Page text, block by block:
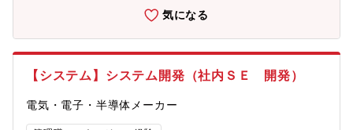
気になる
【システム】システム開発（社内ＳＥ 開発）
電気・電子・半導体メーカー